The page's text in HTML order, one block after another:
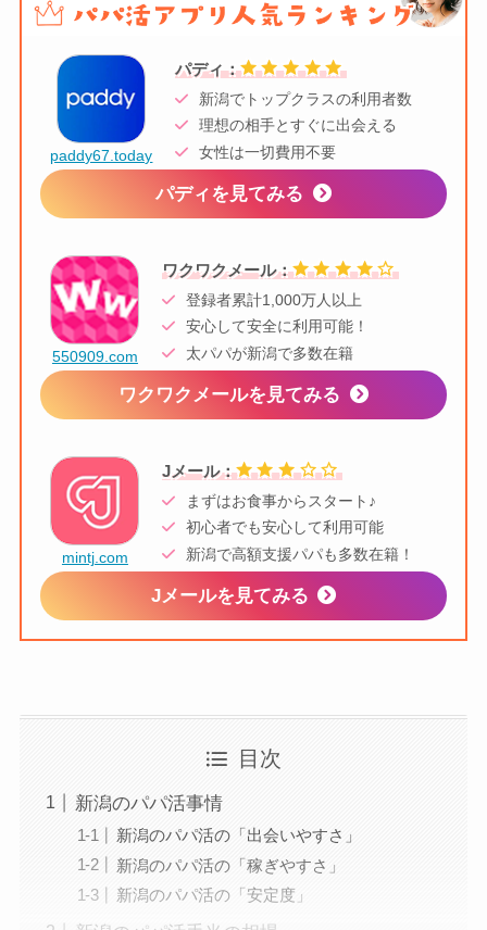
paddy67.today
パディ：
新潟でトップクラスの利用者数
理想の相手とすぐに出会える
女性は一切費用不要
パディを見てみる
550909.com
ワクワクメール：
登録者累計1,000万人以上
安心して安全に利用可能！
太パパが新潟で多数在籍
ワクワクメールを見てみる
mintj.com
Jメール：
まずはお食事からスタート♪
初心者でも安心して利用可能
新潟で高額支援パパも多数在籍！
Jメールを見てみる
目次
新潟のパパ活事情
新潟のパパ活の「出会いやすさ」
新潟のパパ活の「稼ぎやすさ」
新潟のパパ活の「安定度」